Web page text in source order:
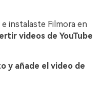
instalaste Filmora en
videos de YouTube
y añade el video de